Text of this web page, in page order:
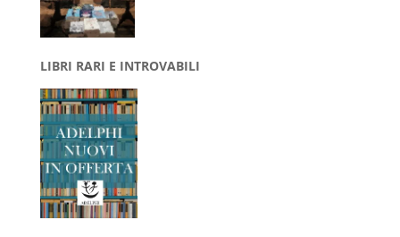
LIBRI RARI E INTROVABILI